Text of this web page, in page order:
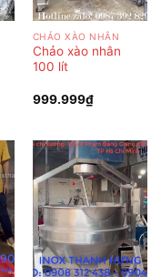
CHẢO XÀO NHÂN
Chảo xào nhân
100 lít
999.999₫